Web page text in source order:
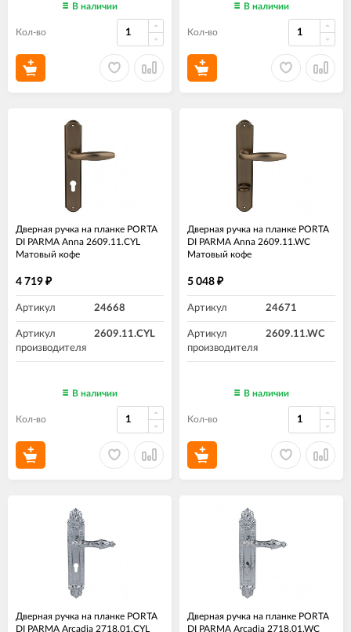
В наличии
Кол-во
В наличии
Кол-во
Дверная ручка на планке PORTA
DI PARMA Anna 2609.11.CYL
Матовый кофе
4 719 ₽
Артикул 24668
Артикул
производителя
2609.11.CYL
В наличии
Кол-во
Дверная ручка на планке PORTA
DI PARMA Anna 2609.11.WC
Матовый кофе
5 048 ₽
Артикул 24671
Артикул
производителя
2609.11.WC
В наличии
Кол-во
Дверная ручка на планке PORTA
DI PARMA Arcadia 2718.01.CYL
Дверная ручка на планке PORTA
DI PARMA Arcadia 2718.01.WC